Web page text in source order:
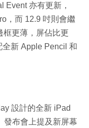
Event 亦有更新，
，而 12.9 吋則會繼
框更薄，屏佔比更
新 Apple Pencil 和
設計的全新 iPad
發布會上提及新屏幕